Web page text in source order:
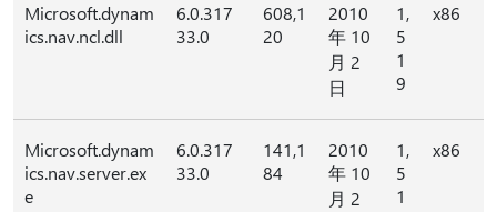
Microsoft.dynam
ics.nav.ncl.dll
6.0.317
33.0
608,1
20
2010
年 10
月 2
日
1,
5
1
9
x86
Microsoft.dynam
ics.nav.server.ex
e
6.0.317
33.0
141,1
84
2010
年 10
月 2
1,
5
1
x86